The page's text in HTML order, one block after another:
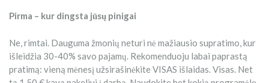
Pirma – kur dingsta jūsų pinigai
Ne, rimtai. Dauguma žmonių neturi nė mažiausio supratimo, kur
išleidžia 30-40% savo pajamų. Rekomenduoju labai paprastą
pratimą: vieną mėnesį užsirašinėkite VISAS išlaidas. Visas. Net